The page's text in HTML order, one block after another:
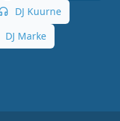
DJ Kuurne
DJ Marke